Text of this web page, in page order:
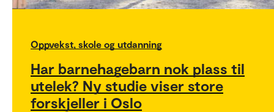
Oppvekst, skole og utdanning
Har barnehagebarn nok plass til
utelek? Ny studie viser store
forskjeller i Oslo